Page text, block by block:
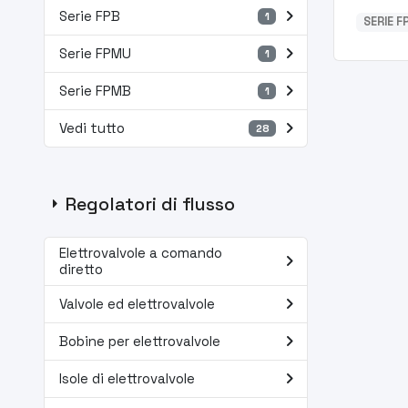
Serie FPB 1 navigate_next
Serie FPMU 1 navigate_next
Serie FPMB 1 navigate_next
Vedi tutto 28 navigate_next
arrow_right Regolatori di flusso
Elettrovalvole a comando
diretto
navigate_next
Valvole ed elettrovalvole navigate_next
Bobine per elettrovalvole navigate_next
Isole di elettrovalvole navigate_next
SERIE